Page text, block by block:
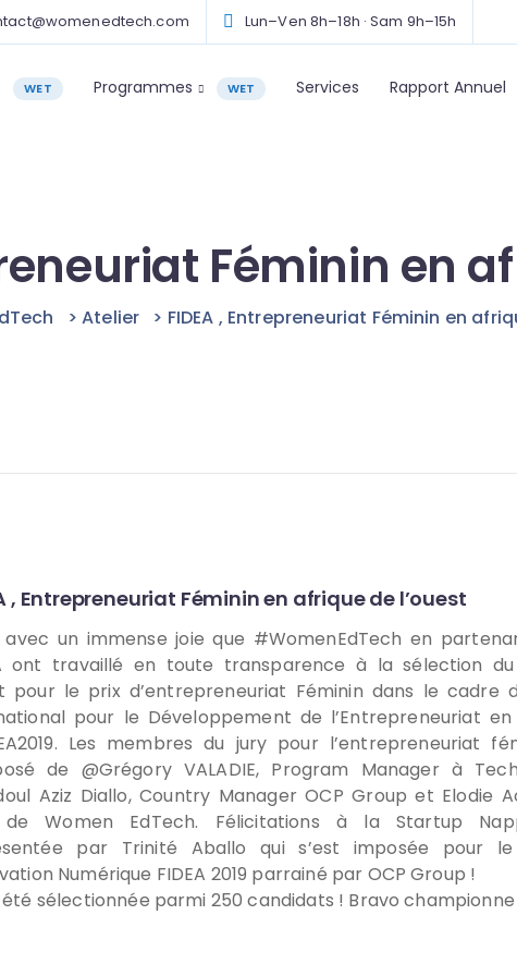
Lun–Ven 8h–18h · Sam 9h–15h
WET Programmes WET Services Rapport Annuel
Féminin en
>Atelier > FIDEA , Entrepreneuriat Féminin en
, Entrepreneuriat Féminin en afrique de l’ouest
avec un immense joie que #WomenEdTech en
ont travaillé en toute transparence à la sélection
pour le prix d’entrepreneuriat Féminin dans le cadre
pour le Développement de l’Entrepreneuriat
Les membres du jury pour l’entrepreneuriat
de @Grégory VALADIE, Program Manager à
Aziz Diallo, Country Manager OCP Group et Elodie
de Women EdTech. Félicitations à la Startup
par Trinité Aballo qui s’est imposée pour
Numérique FIDEA 2019 parrainé par OCP Group !
été sélectionnée parmi 250 candidats ! Bravo